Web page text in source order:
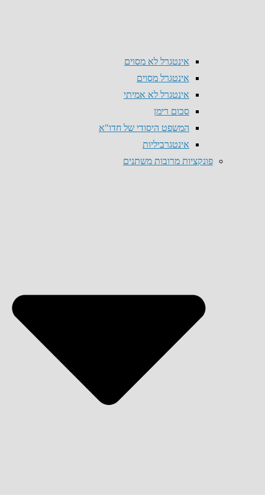
אינטגרל לא מסוים
אינטגרל מסוים
אינטגרל לא אמיתי
סכום רימן
המשפט היסודי של חדו"א
אינטגרביליות
פונקציות מרובות משתנים